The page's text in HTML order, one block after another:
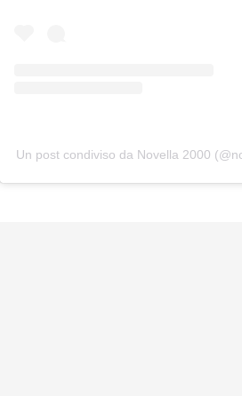
Un post condiviso da Novella 2000